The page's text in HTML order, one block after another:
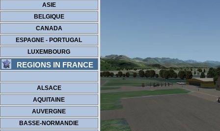
ASIE
BELGIQUE
CANADA
ESPAGNE - PORTUGAL
LUXEMBOURG
REGIONS IN FRANCE
ALSACE
AQUITAINE
AUVERGNE
BASSE-NORMANDIE